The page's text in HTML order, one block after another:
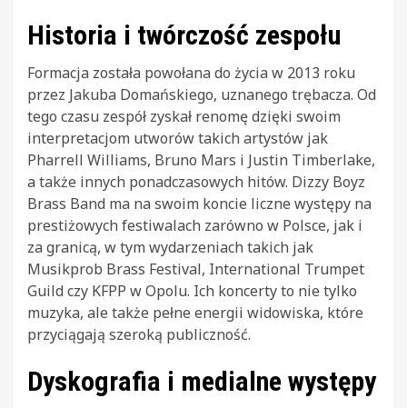
Historia i twórczość zespołu
Formacja została powołana do życia w 2013 roku
przez Jakuba Domańskiego, uznanego trębacza. Od
tego czasu zespół zyskał renomę dzięki swoim
interpretacjom utworów takich artystów jak
Pharrell Williams, Bruno Mars i Justin Timberlake,
a także innych ponadczasowych hitów. Dizzy Boyz
Brass Band ma na swoim koncie liczne występy na
prestiżowych festiwalach zarówno w Polsce, jak i
za granicą, w tym wydarzeniach takich jak
Musikprob Brass Festival, International Trumpet
Guild czy KFPP w Opolu. Ich koncerty to nie tylko
muzyka, ale także pełne energii widowiska, które
przyciągają szeroką publiczność.
Dyskografia i medialne występy